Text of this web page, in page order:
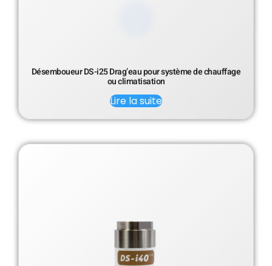
Désemboueur DS-i25 Drag’eau pour système de chauffage
ou climatisation
Lire la suite